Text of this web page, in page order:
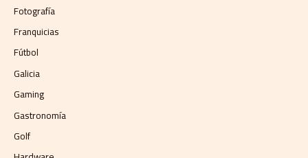
Fotografía
Franquicias
Fútbol
Galicia
Gaming
Gastronomía
Golf